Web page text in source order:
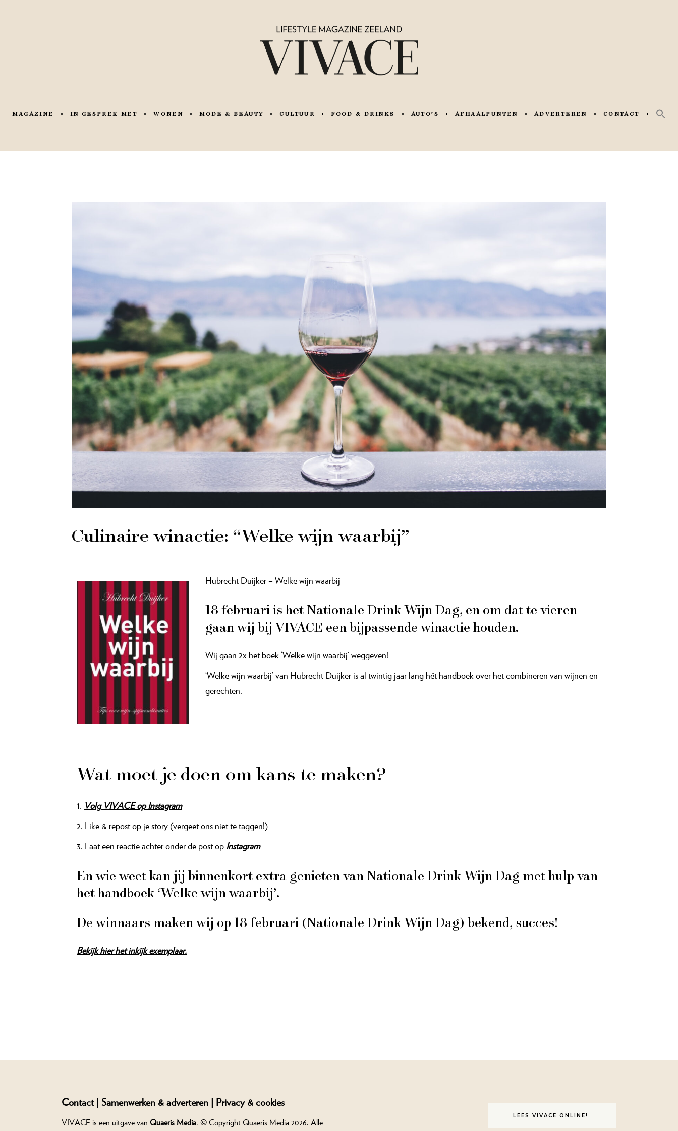
MAGAZINE IN GESPREK MET WONEN MODE & BEAUTY CULTUUR FOOD & DRINKS AUTO’S AFHAALPUNTEN ADVERTEREN CONTACT
Culinaire winactie: “Welke wijn waarbij”
Hubrecht Duijker –Welke wijn waarbij
18 februari is het Nationale Drink Wijn Dag, en om dat te vieren
gaan wij bij VIVACE een bijpassende winactie houden.
Wij gaan 2x het boek ‘Welke wijn waarbij’ weggeven!
‘Welke wijn waarbij’ van Hubrecht Duijker is al twintig jaar lang hét handboek over het combineren van wijnen en
gerechten.
Wat moet je doen om kans te maken?
1. Volg VIVACE op Instagram
2. Like & repost op je story (vergeet ons niet te taggen!)
3. Laat een reactie achter onder de post op Instagram
En wie weet kan jij binnenkort extra genieten van Nationale Drink Wijn Dag met hulp van
het handboek ‘Welke wijn waarbij’.
De winnaars maken wij op 18 februari (Nationale Drink Wijn Dag) bekend, succes!
Bekijk hier het inkijk exemplaar.
Contact | Samenwerken & adverteren | Privacy & cookies
VIVACE is een uitgave van Quaeris Media. © Copyright Quaeris Media 2026. Alle
LEES VIVACE ONLINE!